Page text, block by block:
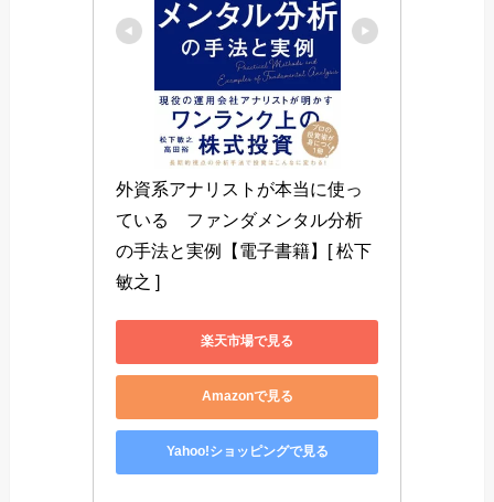
外資系アナリストが本当に使っ
ている　ファンダメンタル分析
の手法と実例【電子書籍】[ 松下
敏之 ]
楽天市場で見る
Amazonで見る
Yahoo!ショッピングで見る